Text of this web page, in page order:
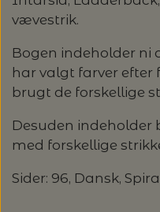
PASCULI:
POMP STITCH -
PÅ
LENE
MY
vævestrik.
Bogen indeholder ni
har valgt farver efter
brugt de forskellige
Desuden indeholder
med forskellige
Sider: 96, Dansk,